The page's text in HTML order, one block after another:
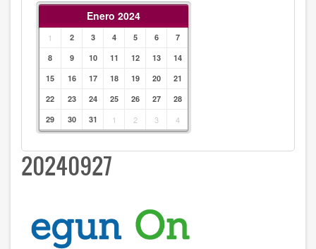
Enero 2024
1 2 3 4 5 6
7
8
9 10 11 12 13
14
15
16 17 18 19 20
21
22
23 24 25 26 27
28
29
30 31 1 2 3 4
20240927